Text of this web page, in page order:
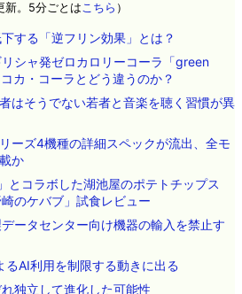
新。5分ごとはこちら ）
する「逆フリン効果」とは？
シャ発ゼロカロリーコーラ「green
カ・コーラとどう違うのか？
はそうでない若者と音楽を聴く習慣が異
ーズ4機種の詳細スペックが流出、全モ
か
とコラボした湖池屋のポテトチップス
崎のケバブ」試食レビュー
ータセンター向け機器の輸入を禁止す
AI利用を制限する動きに出る
独立して進化した可能性